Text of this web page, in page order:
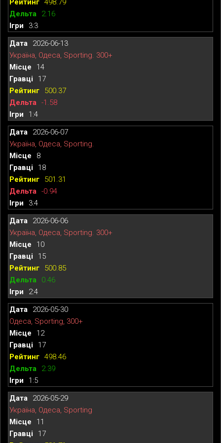
498.79
2.16
3:3
2026-06-13
Україна, Одеса, Sporting. 300+
14
17
500.37
-1.58
1:4
2026-06-07
Україна, Одеса, Sporting.
8
18
501.31
-0.94
3:4
2026-06-06
Україна, Одеса, Sporting. 300+
10
15
500.85
0.46
2:4
2026-05-30
Одеса, Sporting, 300+
12
17
498.46
2.39
1:5
2026-05-29
Україна, Одеса, Sporting
11
17